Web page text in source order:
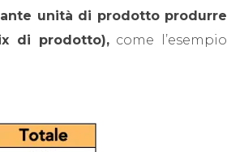
unità di prodotto produrre
di prodotto),come l’esempio